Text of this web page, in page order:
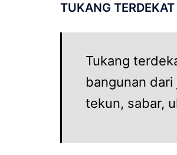
TUKANG
Tukang
bangunan
tekun, sabar,